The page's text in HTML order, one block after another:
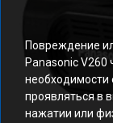
Повреждение
Panasonic V260
необходимости
проявляться в
нажатии или